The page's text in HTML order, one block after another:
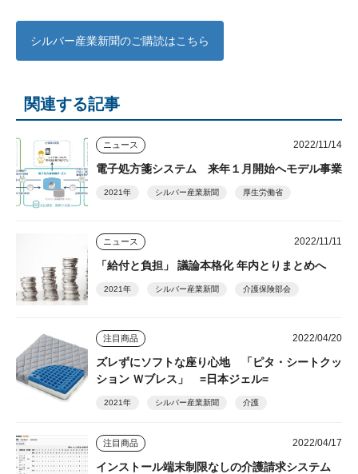
シルバー産業新聞のご購読はこちら
関連する記事
ニュース 2022/11/14
電子処方箋システム 来年１月開始へモデル事業
2021年 シルバー産業新聞 厚生労働省
ニュース 2022/11/11
「給付と負担」 議論本格化 年内とりまとめへ
2021年 シルバー産業新聞 介護保険部会
注目商品 2022/04/20
ズレずにソフトな座り心地 「ピタ・シートクッ
ション Ｗブレス」 =日本ジェル=
2021年 シルバー産業新聞 介護
注目商品 2022/04/17
インストール端末制限なしの介護請求システム